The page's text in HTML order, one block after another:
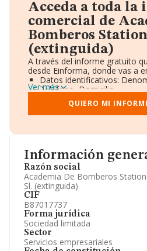
Información
Razón social
Academia De Bomberos
Sl. (extinguida)
CIF
B87017737
Forma jurídica
Sociedad limitada
Sector
Servicios empresariales
Acceda a toda
comercial de
Bomberos
(extinguida)
A través del informe gratuito
desde Einforma, donde vas a
Datos identificativos:
Teléfono, Domicilio.
Informe Mercantil
Gráficos de Evolución
Consejo de Administración
Accionistas.
Artículos de prensa
Información oficial y
Ver más
QUIERO MI